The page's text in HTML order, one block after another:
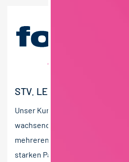
STV. LEITUNG TECHNIK
Unser Kunde ist ein
wachsender Betrieb aus der
mehreren Standorten in
starken Partnerverbunds...